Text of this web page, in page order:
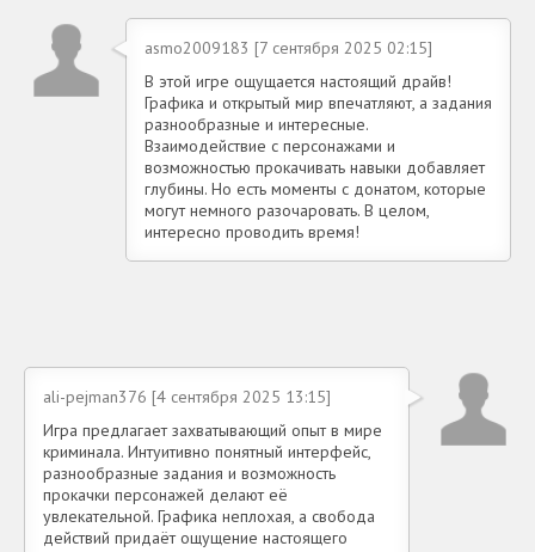
asmo2009183 [7 сентября 2025 02:15]
В этой игре ощущается настоящий драйв!
Графика и открытый мир впечатляют, а задания
разнообразные и интересные.
Взаимодействие с персонажами и
возможностью прокачивать навыки добавляет
глубины. Но есть моменты с донатом, которые
могут немного разочаровать. В целом,
интересно проводить время!
ali-pejman376 [4 сентября 2025 13:15]
Игра предлагает захватывающий опыт в мире
криминала. Интуитивно понятный интерфейс,
разнообразные задания и возможность
прокачки персонажей делают её
увлекательной. Графика неплохая, а свобода
действий придаёт ощущение настоящего